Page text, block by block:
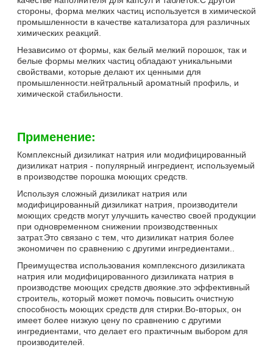
стороны, форма мелких частиц используется в химической
промышленности в качестве катализатора для различных
химических реакций.
Независимо от формы, как белый мелкий порошок, так и
белые формы мелких частиц обладают уникальными
свойствами, которые делают их ценными для
промышленности.нейтральный ароматный профиль, и
химической стабильности.
Применение:
Комплексный дизиликат натрия или модифицированный
дизиликат натрия - популярный ингредиент, используемый
в производстве порошка моющих средств.
Используя сложный дизиликат натрия или
модифицированный дизиликат натрия, производители
моющих средств могут улучшить качество своей продукции
при одновременном снижении производственных
затрат.Это связано с тем, что дизиликат натрия более
экономичен по сравнению с другими ингредиентами..
Преимущества использования комплексного дизиликата
натрия или модифицированного дизиликата натрия в
производстве моющих средств двоякие.это эффективный
строитель, который может помочь повысить очистную
способность моющих средств для стирки.Во-вторых, он
имеет более низкую цену по сравнению с другими
ингредиентами, что делает его практичным выбором для
производителей.